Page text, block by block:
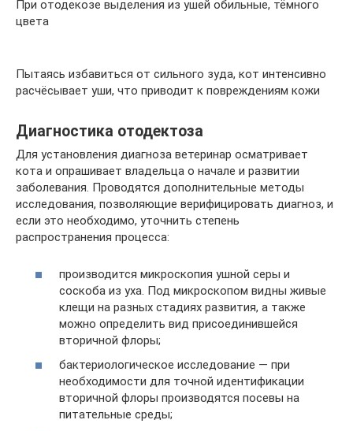
При отодекозе выделения из ушей обильные, тёмного
цвета
Пытаясь избавиться от сильного зуда, кот интенсивно
расчёсывает уши, что приводит к повреждениям кожи
Диагностика отодектоза
Для установления диагноза ветеринар осматривает
кота и опрашивает владельца о начале и развитии
заболевания. Проводятся дополнительные методы
исследования, позволяющие верифицировать диагноз, и
если это необходимо, уточнить степень
распространения процесса:
производится микроскопия ушной серы и
соскоба из уха. Под микроскопом видны живые
клещи на разных стадиях развития, а также
можно определить вид присоединившейся
вторичной флоры;
бактериологическое исследование — при
необходимости для точной идентификации
вторичной флоры производятся посевы на
питательные среды;